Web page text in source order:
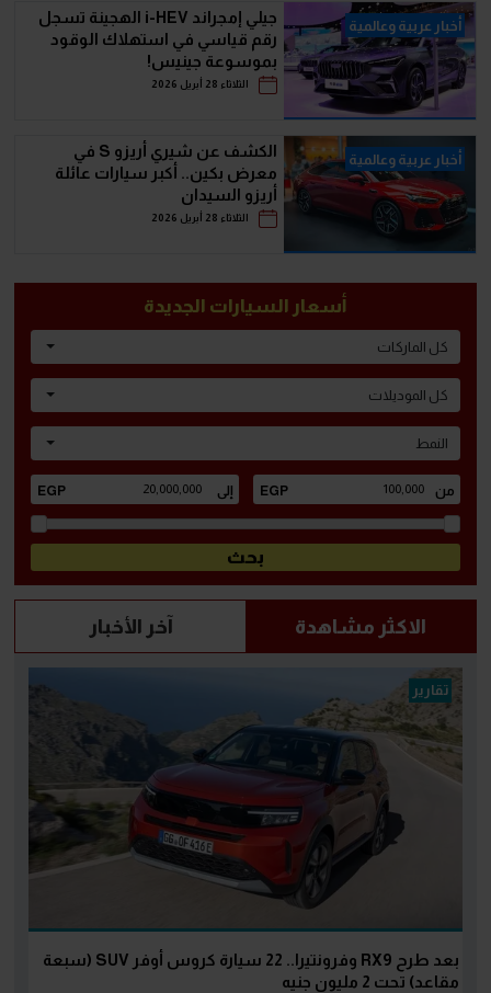
أخبار عربية وعالمية
جيلي إمجراند i-HEV الهجينة تسجل
رقم قياسي في استهلاك الوقود
بموسوعة جينيس!
الثلاثاء 28 أبريل 2026
أخبار عربية وعالمية
الكشف عن شيري أريزو S في
معرض بكين.. أكبر سيارات عائلة
أريزو السيدان
الثلاثاء 28 أبريل 2026
أسعار السيارات الجديدة
كل الماركات
كل الموديلات
النمط
الاكثر مشاهدة آخر الأخبار
تقارير
بعد طرح RX9 وفرونتيرا.. 22 سيارة كروس أوفر SUV (سبعة
مقاعد) تحت 2 مليون جنيه